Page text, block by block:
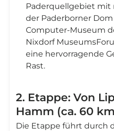
Paderquellgebiet mit
der Paderborner
Computer-Museum
Nixdorf
eine hervorragende
Rast.
2. Etappe: Von
Hamm (ca. 60
Die Etappe führt durch